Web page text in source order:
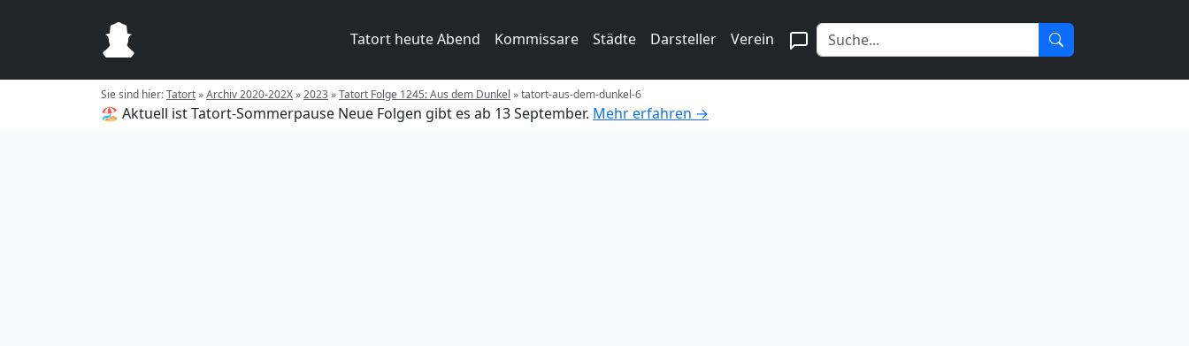
Tatort heute Abend Kommissare Städte Darsteller Verein
Sie sind hier:Tatort»Archiv 2020-202X»2023»Tatort Folge 1245: Aus dem Dunkel »tatort-aus-dem-dunkel-6
🏖️ Aktuell ist Tatort-Sommerpause Neue Folgen gibt es ab 13 September. Mehr erfahren →